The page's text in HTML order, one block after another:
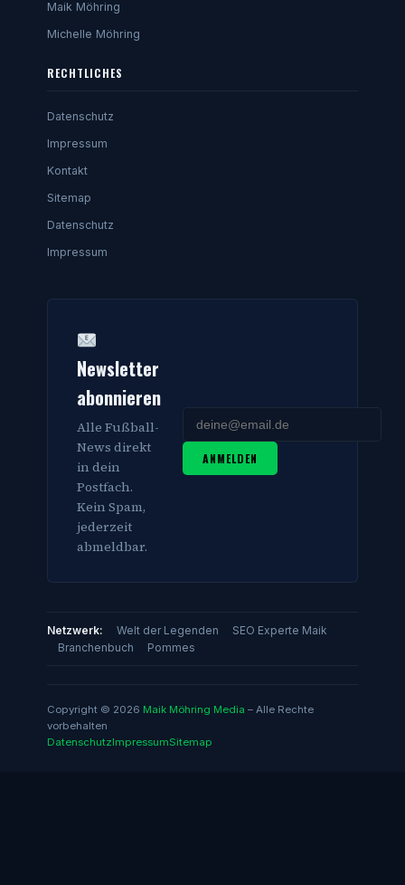
Maik Möhring
Michelle Möhring
RECHTLICHES
Datenschutz
Impressum
Kontakt
Sitemap
Datenschutz
Impressum
Newsletter
abonnieren
Alle Fußball-
News direkt
in dein
Postfach.
Kein Spam,
jederzeit
abmeldbar.
ANMELDEN
Netzwerk: Welt der Legenden
SEO Experte Maik
Branchenbuch
Pommes
Copyright © 2026 Maik Möhring Media – Alle Rechte
vorbehalten
DatenschutzImpressumSitemap